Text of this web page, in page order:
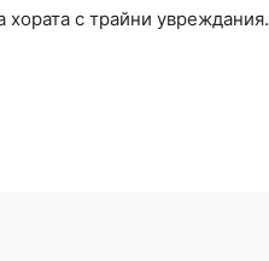
с трайни увреждания.